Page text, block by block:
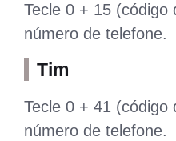
Tecle 0 + 15 (código
número de telefone.
Tim
Tecle 0 + 41 (código
número de telefone.